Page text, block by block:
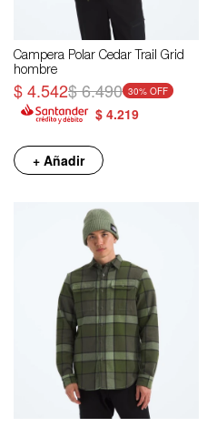
Campera Polar Cedar Trail Grid
hombre
$4.542$6.490 30
$ 4.219
+ Añadir